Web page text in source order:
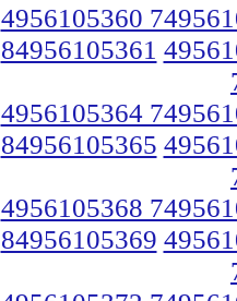
4956105360
84956105361
4956105364
84956105365
4956105368
84956105369